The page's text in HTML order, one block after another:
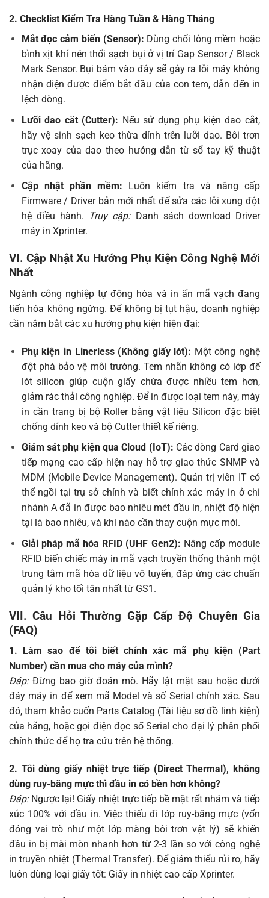
2. Checklist Kiểm Tra Hàng Tuần & Hàng Tháng
Mắt đọc cảm biến (Sensor): Dùng chổi lông mềm hoặc
bình xịt khí nén thổi sạch bụi ở vị trí Gap Sensor / Black
Mark Sensor. Bụi bám vào đây sẽ gây ra lỗi máy không
nhận diện được điểm bắt đầu của con tem, dẫn đến in
lệch dòng.
Lưỡi dao cắt (Cutter): Nếu sử dụng phụ kiện dao cắt,
hãy vệ sinh sạch keo thừa dính trên lưỡi dao. Bôi trơn
trục xoay của dao theo hướng dẫn từ sổ tay kỹ thuật
của hãng.
Cập nhật phần mềm: Luôn kiểm tra và nâng cấp
Firmware / Driver bản mới nhất để sửa các lỗi xung đột
hệ điều hành.
Truy cập: Danh sách download Driver
máy in Xprinter.
VI. Cập Nhật Xu Hướng Phụ Kiện Công Nghệ Mới
Nhất
Ngành công nghiệp tự động hóa và in ấn mã vạch đang
tiến hóa không ngừng. Để không bị tụt hậu, doanh nghiệp
cần nắm bắt các xu hướng phụ kiện hiện đại:
Phụ kiện in Linerless (Không giấy lót): Một công nghệ
đột phá bảo vệ môi trường. Tem nhãn không có lớp đế
lót silicon giúp cuộn giấy chứa được nhiều tem hơn,
giảm rác thải công nghiệp. Để in được loại tem này, máy
in cần trang bị bộ Roller bằng vật liệu Silicon đặc biệt
chống dính keo và bộ Cutter thiết kế riêng.
Giám sát phụ kiện qua Cloud (IoT): Các dòng Card giao
tiếp mạng cao cấp hiện nay hỗ trợ giao thức SNMP và
MDM (Mobile Device Management). Quản trị viên IT có
thể ngồi tại trụ sở chính và biết chính xác máy in ở chi
nhánh A đã in được bao nhiêu mét đầu in, nhiệt độ hiện
tại là bao nhiêu, và khi nào cần thay cuộn mực mới.
Giải pháp mã hóa RFID (UHF Gen2): Nâng cấp module
RFID biến chiếc máy in mã vạch truyền thống thành một
trung tâm mã hóa dữ liệu vô tuyến, đáp ứng các chuẩn
quản lý kho tối tân nhất từ GS1.
VII. Câu Hỏi Thường Gặp Cấp Độ Chuyên Gia
(FAQ)
1. Làm sao để tôi biết chính xác mã phụ kiện (Part
Number) cần mua cho máy của mình?
Đáp:Đừng bao giờ đoán mò. Hãy lật mặt sau hoặc dưới
đáy máy in để xem mã Model và số Serial chính xác. Sau
đó, tham khảo cuốn Parts Catalog (Tài liệu sơ đồ linh kiện)
của hãng, hoặc gọi điện đọc số Serial cho đại lý phân phối
chính thức để họ tra cứu trên hệ thống.
2. Tôi dùng giấy nhiệt trực tiếp (Direct Thermal), không
dùng ruy-băng mực thì đầu in có bền hơn không?
Đáp:Ngược lại! Giấy nhiệt trực tiếp bề mặt rất nhám và tiếp
xúc 100% với đầu in. Việc thiếu đi lớp ruy-băng mực (vốn
đóng vai trò như một lớp màng bôi trơn vật lý) sẽ khiến
đầu in bị mài mòn nhanh hơn từ 2-3 lần so với công nghệ
in truyền nhiệt (Thermal Transfer). Để giảm thiểu rủi ro, hãy
luôn dùng loại giấy tốt: Giấy in nhiệt cao cấp Xprinter.